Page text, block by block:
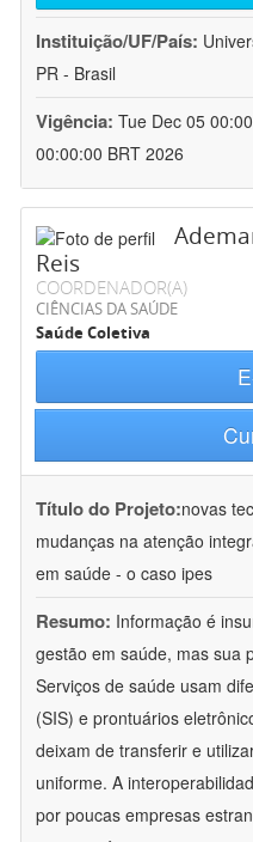
Instituição/UF/País:
PR - Brasil
Vigência: Tue Dec 05
00:00:00 BRT 2026
Reis
COORDENADOR(A)
CIÊNCIAS DA SAÚDE
Saúde Coletiva
Título do Projeto:novas
mudanças na atenção
em saúde - o caso ipes
Resumo: Informação é
gestão em saúde, mas sua
Serviços de saúde usam
(SIS) e prontuários
deixam de transferir e
uniforme. A
por poucas empresas